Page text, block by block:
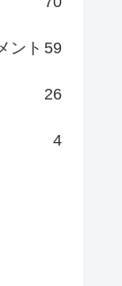
ント 59
26
4